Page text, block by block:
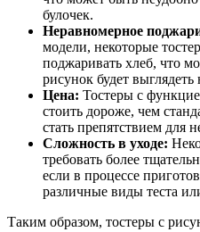
булочек.
Неравномерное
модели, некоторые
поджаривать хлеб, что
рисунок будет выглядеть
Цена: Тостеры с
стоить дороже, чем
стать препятствием для
Сложность в уходе:
требовать более
если в процессе
различные виды теста
Таким образом, тостеры с